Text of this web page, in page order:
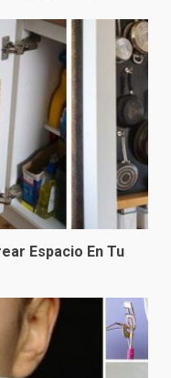
Espacio En Tu